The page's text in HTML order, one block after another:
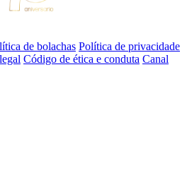
de bolachas Política de privacidade
Código de ética e conduta Canal